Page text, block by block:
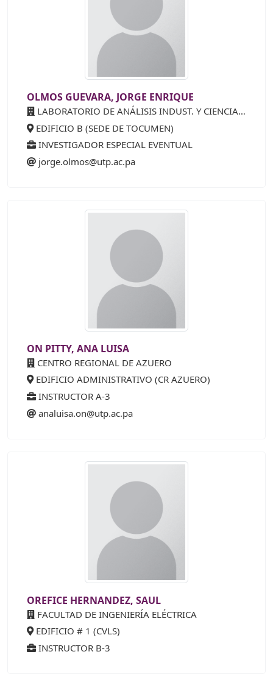
OLMOS GUEVARA, JORGE ENRIQUE
LABORATORIO DE ANÁLISIS INDUST. Y CIENCIAS AMB (LABAICA-CEI)
EDIFICIO B (SEDE DE TOCUMEN)
INVESTIGADOR ESPECIAL EVENTUAL
jorge.olmos@utp.ac.pa
ON PITTY, ANA LUISA
CENTRO REGIONAL DE AZUERO
EDIFICIO ADMINISTRATIVO (CR AZUERO)
INSTRUCTOR A-3
analuisa.on@utp.ac.pa
OREFICE HERNANDEZ, SAUL
FACULTAD DE INGENIERÍA ELÉCTRICA
EDIFICIO # 1 (CVLS)
INSTRUCTOR B-3